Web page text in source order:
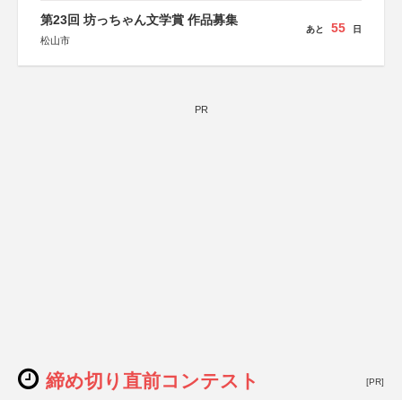
第23回 坊っちゃん文学賞 作品募集
松山市
あと 55 日
PR
締め切り直前コンテスト [PR]